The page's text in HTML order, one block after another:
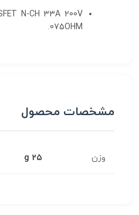
N-CH 33A 200V
.075OHM
مشخصات محصول
وزن 25 g